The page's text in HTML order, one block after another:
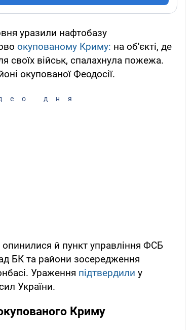
уразили нафтобазу
окупованому Криму: на об'єкті, де
своїх військ, спалахнула пожежа.
окупованої Феодосії.
дня
опинилися й пункт управління ФСБ
БК та райони зосередження
Ураження підтвердили у
України.
Криму